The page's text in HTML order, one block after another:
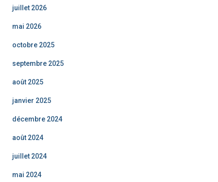
juillet 2026
mai 2026
octobre 2025
septembre 2025
août 2025
janvier 2025
décembre 2024
août 2024
juillet 2024
mai 2024